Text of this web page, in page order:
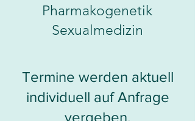
Pharmakogenetik
Sexualmedizin
Termine werden aktuell
individuell auf Anfrage
vergeben.